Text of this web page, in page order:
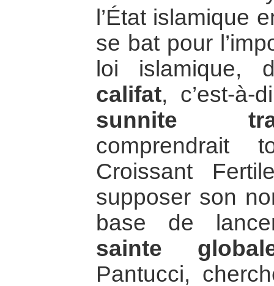
l’État islamique
se bat pour
loi islamique,
califat, c’est-à-
sunnite
Croissant
supposer son
base de
sainte
Pantucci,